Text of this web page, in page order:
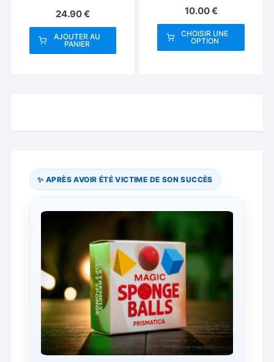
24.90€
AJOUTER AU
PANIER
10.00€
CHOISIR UNE
OPTION
Ce
être
choisies
la
produit
✨ APRÈS AVOIR ÉTÉ VICTIME DE SON SUCCÈS